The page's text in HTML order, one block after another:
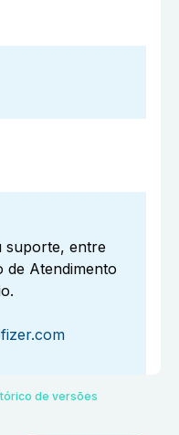
suporte, entre
de Atendimento
de versões